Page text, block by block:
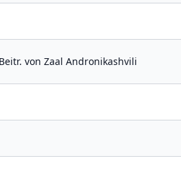
von Zaal Andronikashvili